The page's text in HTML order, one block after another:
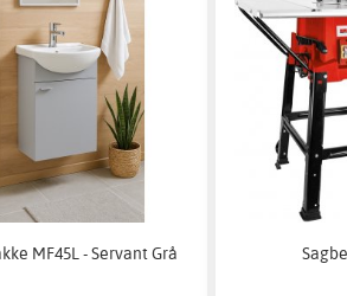
MF45L - Servant Grå